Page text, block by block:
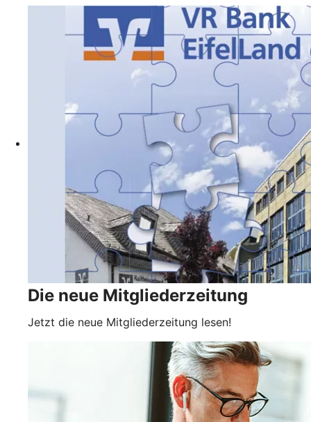
Die neue Mitgliederzeitung
Jetzt die neue Mitgliederzeitung lesen!